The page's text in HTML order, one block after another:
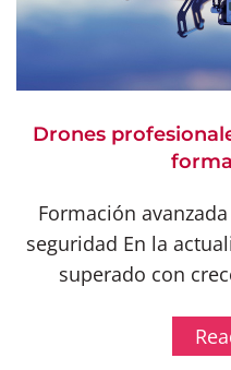
Drones
Formación
seguridad En la
superado con